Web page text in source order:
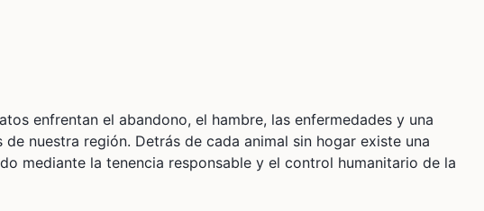
enfrentan el abandono, el hambre, las enfermedades y una
nuestra región. Detrás de cada animal sin hogar existe una
mediante la tenencia responsable y el control humanitario de la